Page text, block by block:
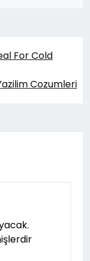
For Cold
Cozumleri